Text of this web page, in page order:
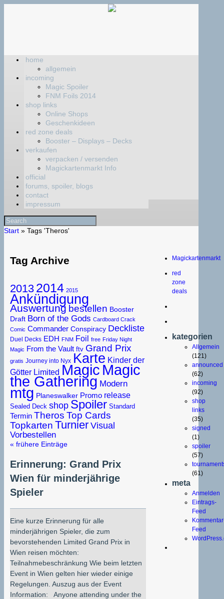
home
allgemein
incoming
Magic Spoiler
FNM Foils 2014
shop links
Online Shops
Geschenkideen
red zone deals
Booster – Displays – Decks
verkaufen
verpacken / versenden
Magickartenmarkt Info
official
forums, spoiler, blogs
contact
impressum
Start » Tags 'Theros'
Tag Archive
2013 2014 2015
Ankündigung
Auswertung bestellen Booster
Draft Born of the Gods Cardboard Crack
Comic Commander Conspiracy Deckliste
Duel Decks EDH FNM Foil free Friday Night
Magic From the Vault ftv Grand Prix
gratis Journey into Nyx Karte Kinder der
Götter Limited Magic Magic
the Gathering Modern
mtg Planeswalker Promo release
Sealed Deck shop Spoiler Standard
Termin Theros Top Cards
Topkarten Turnier Visual
Vorbestellen
« frühere Einträge
Erinnerung: Grand Prix
Wien für minderjährige
Spieler
Eine kurze Erinnerung für alle
minderjährigen Spieler, die zum
bevorstehenden Limited Grand Prix in
Wien reisen möchten:
Teilnahmebeschränkung Wie beim letzten
Event in Wien gelten hier wieder einige
Regelungen. Auszug aus der Event
Information: Anyone attending under the
Magickartenmarkt
red
zone
deals
kategorien
Allgemein
(121)
announced
(62)
incoming
(92)
shop
links
(35)
signed
(1)
spoiler
(57)
(61)
meta
Anmelden
Eintrags-
Feed
Feed